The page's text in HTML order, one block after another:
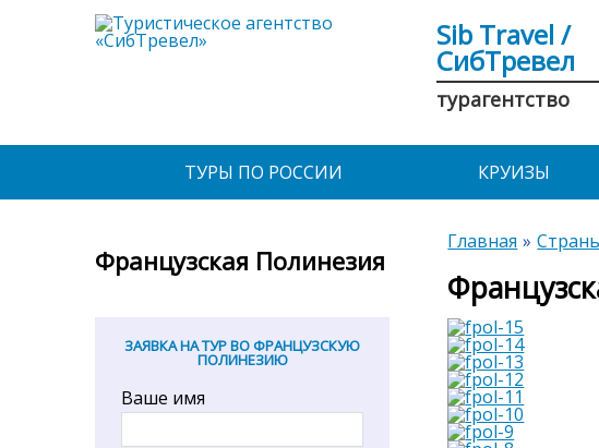
Sib Travel /
СибТревел
турагентство
ТУРЫ ПО РОССИИ КРУИЗЫ
Главная
Французская Полинезия
ЗАЯВКА НА ТУР ВО ФРАНЦУЗСКУЮ
ПОЛИНЕЗИЮ
Ваше имя